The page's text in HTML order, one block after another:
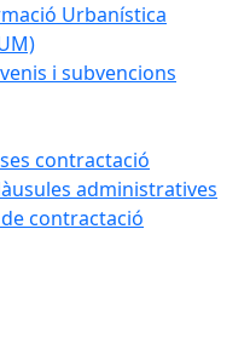
Urbanística
i subvencions
contractació
administratives
contractació